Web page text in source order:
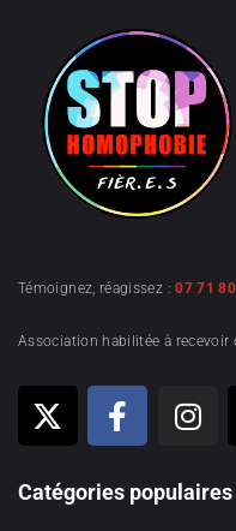
Témoignez, réagissez :07 71
Association habilitée à recevoir
Catégories populaires